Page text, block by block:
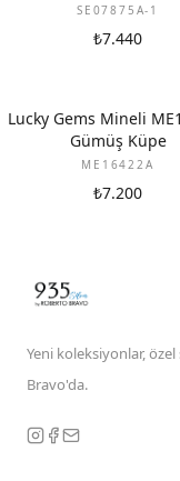
SE07875A-1
₺7.440
Lucky Gems Mineli
Gümüş Küpe
ME16422A
₺7.200
Yeni koleksiyonlar,
Bravo'da.